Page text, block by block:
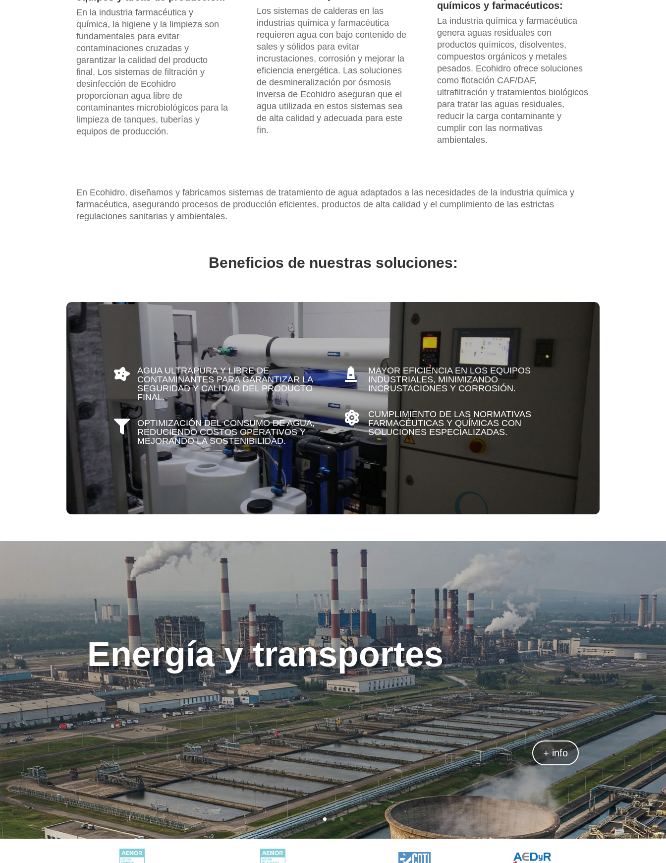
En la industria farmacéutica y
química, la higiene y la limpieza son
fundamentales para evitar
contaminaciones cruzadas y
garantizar la calidad del producto
final. Los sistemas de filtración y
desinfección de Ecohidro
proporcionan agua libre de
contaminantes microbiológicos para la
limpieza de tanques, tuberías y
equipos de producción.
Los sistemas de calderas en las
industrias química y farmacéutica
requieren agua con bajo contenido de
sales y sólidos para evitar
incrustaciones, corrosión y mejorar la
eficiencia energética. Las soluciones
de desmineralización por ósmosis
inversa de Ecohidro aseguran que el
agua utilizada en estos sistemas sea
de alta calidad y adecuada para este
fin.
químicos y farmacéuticos:
La industria química y farmacéutica
genera aguas residuales con
productos químicos, disolventes,
compuestos orgánicos y metales
pesados. Ecohidro ofrece soluciones
como flotación CAF/DAF,
ultrafiltración y tratamientos biológicos
para tratar las aguas residuales,
reducir la carga contaminante y
cumplir con las normativas
ambientales.
En Ecohidro, diseñamos y fabricamos sistemas de tratamiento de agua adaptados a las necesidades de la industria química y
farmacéutica, asegurando procesos de producción eficientes, productos de alta calidad y el cumplimiento de las estrictas
regulaciones sanitarias y ambientales.
Beneficios de nuestras soluciones:

AGUA ULTRAPURA Y LIBRE DE
CONTAMINANTES PARA GARANTIZAR LA
SEGURIDAD Y CALIDAD DEL PRODUCTO
FINAL.

OPTIMIZACIÓN DEL CONSUMO DE AGUA,
REDUCIENDO COSTOS OPERATIVOS Y
MEJORANDO LA SOSTENIBILIDAD.

MAYOR EFICIENCIA EN LOS EQUIPOS
INDUSTRIALES, MINIMIZANDO
INCRUSTACIONES Y CORROSIÓN.

CUMPLIMIENTO DE LAS NORMATIVAS
FARMACÉUTICAS Y QUÍMICAS CON
SOLUCIONES ESPECIALIZADAS.
Energía y transportes
+ info